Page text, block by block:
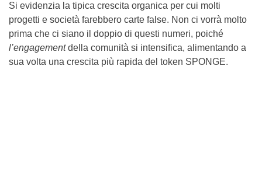
Si evidenzia la tipica crescita organica per cui molti
progetti e società farebbero carte false. Non ci vorrà molto
prima che ci siano il doppio di questi numeri, poiché
l’engagementdella comunità si intensifica, alimentando a
sua volta una crescita più rapida del token SPONGE.